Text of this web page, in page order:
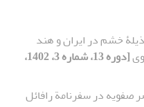
خشم در ایران و هند
[دوره 13، شماره 3، 1402،
صفویه در سفرنامة رافائل